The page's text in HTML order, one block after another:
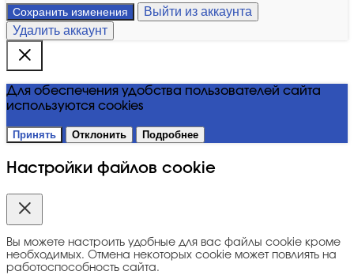
Сохранить изменения
Выйти из аккаунта
Удалить аккаунт
Для обеспечения удобства пользователей сайта
используются cookies
Принять Отклонить Подробнее
Настройки файлов cookie
Вы можете настроить удобные для вас файлы cookie кроме
необходимых. Отмена некоторых cookie может повлиять на
работоспособность сайта.